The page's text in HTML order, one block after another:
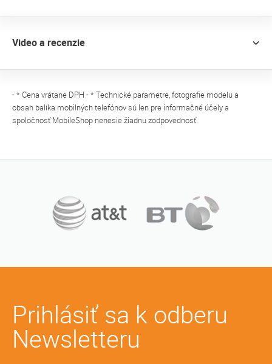
Video a recenzie
- * Cena vrátane DPH - * Technické parametre, fotografie modelu a
obsah balíka mobilných telefónov sú len pre informačné účely a
spoločnosť MobileShop nenesie žiadnu zodpovednosť.
Prihlásiť sa k odberu
Newsletteru